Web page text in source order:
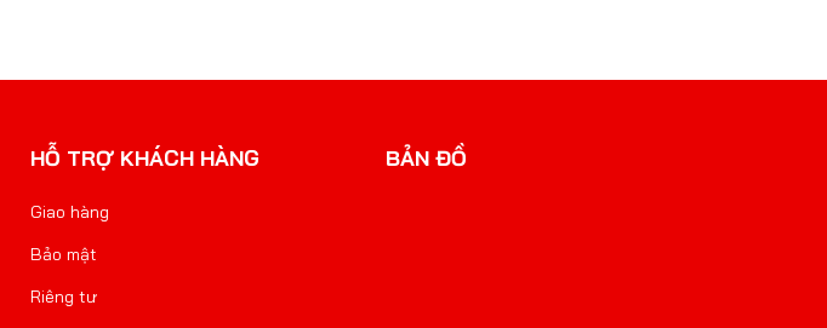
HỖ TRỢ KHÁCH HÀNG
Giao hàng
Bảo mật
Riêng tư
BẢN ĐỒ